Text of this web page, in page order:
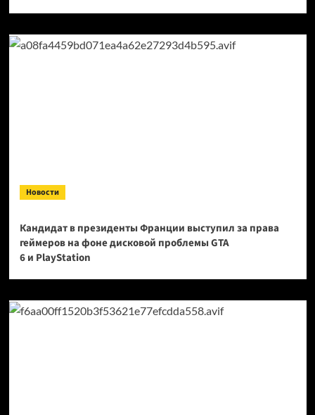
Новости
Кандидат в президенты Франции выступил за права
геймеров на фоне дисковой проблемы GTA
6 и PlayStation